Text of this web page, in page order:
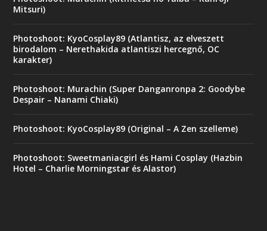
Mitsuri)
Photoshoot: KyoCosplay89 (Atlantisz, az elveszett
birodalom – Nerethakida atlantiszi hercegnő, OC
karakter)
Photoshoot: Murachin (Super Danganronpa 2: Goodybe
Despair – Nanami Chiaki)
Photoshoot: KyoCosplay89 (Original – A Zen szelleme)
Photoshoot: Sweetmaniacgirl és Hami Cosplay (Hazbin
Hotel – Charlie Morningstar és Alastor)